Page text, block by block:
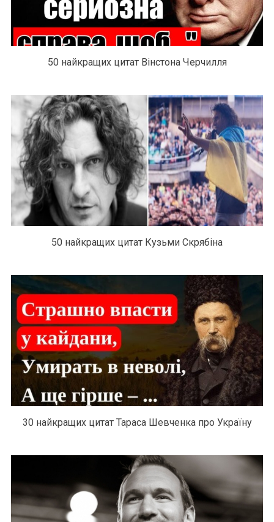
50 найкращих цитат Вінстона Черчилля
50 найкращих цитат Кузьми Скрябіна
30 найкращих цитат Тараса Шевченка про Україну